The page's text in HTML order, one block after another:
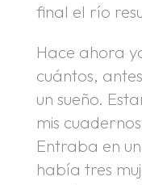
final el río
Hace ahora
cuántos,
un sueño.
mis
Entraba en
había tres